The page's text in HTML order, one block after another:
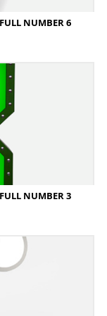
NUMBER 6
NUMBER 3